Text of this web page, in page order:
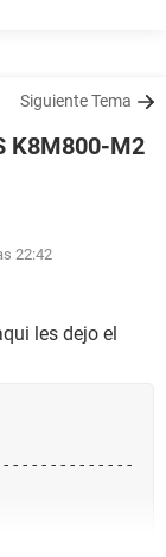
Siguiente Tema
K8M800-M2
22:42
les dejo el